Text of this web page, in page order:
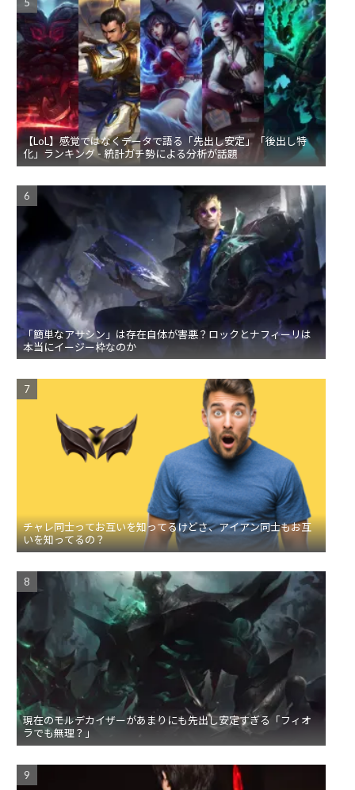
【LoL】感覚ではなくデータで語る「先出し安定」「後出し特
化」ランキング - 統計ガチ勢による分析が話題
「簡単なアサシン」は存在自体が害悪？ロックとナフィーリは
本当にイージー枠なのか
チャレ同士ってお互いを知ってるけどさ、アイアン同士もお互
いを知ってるの？
現在のモルデカイザーがあまりにも先出し安定すぎる「フィオ
ラでも無理？」